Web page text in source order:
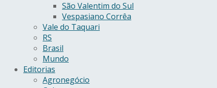
São Valentim do Sul
Vespasiano Corrêa
Vale do Taquari
RS
Brasil
Mundo
Editorias
Agronegócio